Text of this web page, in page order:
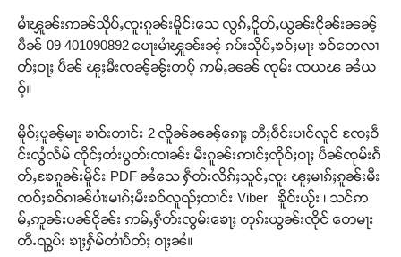
မၢႆၾူၼ်းဢၼ်သိုပ်ႇၸူးၵူၼ်းမိူင်းသေ လွၵ်ႇငိူတ်ႇယွၼ်းငိုၼ်းၼၼ့်
ပဵၼ် 09 401090892 ပေႃးမၢႆၾူၼ်းၼႆ့ ၵပ်းသိုပ်ႇၶဝ်ႈမႃး ၶဝ်တေလၢ
တ်ႈဝႃႈ ပဵၼ် ၽူႈမီးၸၼ့်ၼႂ်းတပ့် ဢမ်ႇၼၼ် ၸုမ်း ၸယၽ ၼႆယ
ဝ့်။
မိူဝ်ႈပူၼ့်မႃး ၶၢဝ်းတၢင်း 2 လိူၼ်ၼၼ့်ၵေႃႈ တီႈဝဵင်းပၢင်လူင် ၸႄႈဝဵ
င်းလွႆလႅမ် ၸိုင်ႈတႆးပွတ်းၸၢၼ်း မီးၵူၼ်းဢၢင်ႈၸိုဝ်ႈဝႃႈ ပဵၼ်ၸုမ်းၵႅ
တ်ႇၶႄၵူၼ်းမိူင်း PDF ၼႆသေ ႁဵတ်းလိၵ်ႈသူင်ႇၸူး ၽူႈမၢၵ်ႈၵူၼ်းမီး
ၸဝ်ႈၶဝ်ၵၢၼ်ပၢႆးမၢၵ်ႈမီးၶဝ်လူၺ်ႈတၢင်း Viber ၶိူဝ်းယႂ်း ၊ သင်ဢ
မ်ႇဢူၼ်းပၼ်ငိုၼ်း ဢမ်ႇႁဵတ်းၸွမ်းၶေႃႈ တုၵ်းယွၼ်းၸိုင် တေမႃး
တီႉၺွပ်း ၶႃႈႁႅမ်တၢႆပႅတ်ႈ ဝႃႈၼႆ။